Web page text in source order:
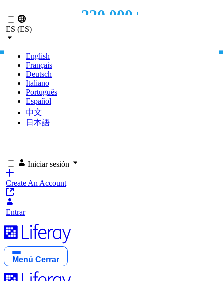
ES (ES)
English
Français
Deutsch
Italiano
Português
Español
中文
日本語
Iniciar sesión
Create An Account
Entrar
Menú Cerrar
220.000+